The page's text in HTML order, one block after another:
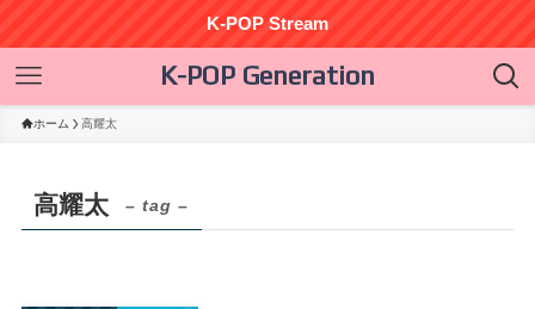
K-POP Stream
K-POP Generation
ホーム 高耀太
高耀太 – tag –